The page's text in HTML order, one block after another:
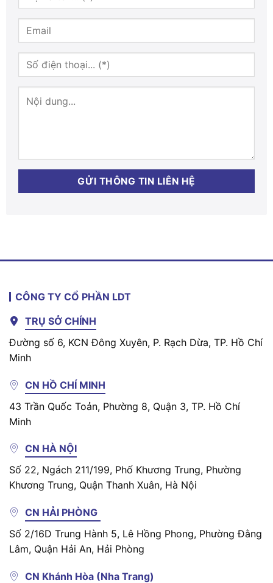
CÔNG TY CỔ PHẦN LDT
TRỤ SỞ CHÍNH
Đường số 6, KCN Đông Xuyên, P. Rạch Dừa, TP. Hồ Chí
Minh
CN HỒ CHÍ MINH
43 Trần Quốc Toản, Phường 8, Quận 3, TP. Hồ Chí
Minh
CN HÀ NỘI
Số 22, Ngách 211/199, Phố Khương Trung, Phường
Khương Trung, Quận Thanh Xuân, Hà Nội
CN HẢI PHÒNG
Số 2/16D Trung Hành 5, Lê Hồng Phong, Phường Đằng
Lâm, Quận Hải An, Hải Phòng
CN Khánh Hòa (Nha Trang)